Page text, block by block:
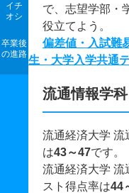
イチ
オシ
卒業後
の進路
で、志望学部・
役立てよう。
偏差値・入試難
生・大学入学共通
流通情報学科
流通経済大学 流
は43～47です。
流通経済大学 流
スト得点率は44